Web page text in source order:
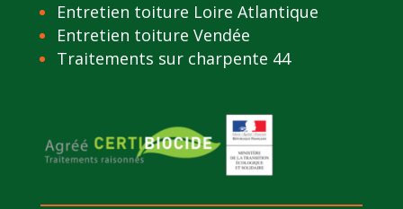
Entretien toiture Loire Atlantique
Entretien toiture Vendée
Traitements sur charpente 44